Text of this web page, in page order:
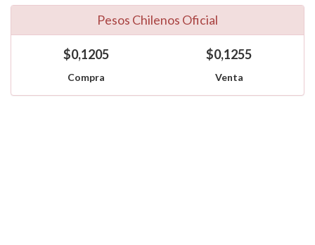
Pesos Chilenos Oficial
$0,1205
Compra
$0,1255
Venta